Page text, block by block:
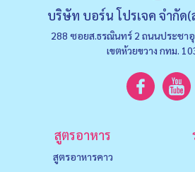
บริษัท บอร์น โปรเจค จำกัด
288 ซอยส.ธรณินทร์ 2 ถนนประชาอุ
เขตห้วยขวาง กทม.
สูตรอาหาร
สูตรอาหารคาว